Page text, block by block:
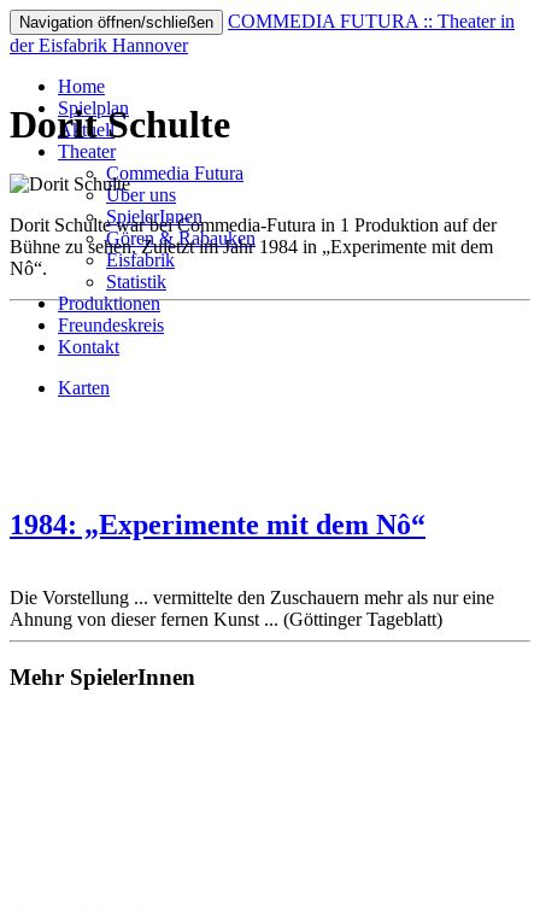
Navigation öffnen/schließen
COMMEDIA FUTURA :: Theater in
der Eisfabrik Hannover
Home
Spielplan
Aktuell
Theater
Commedia Futura
Über uns
SpielerInnen
Gören & Rabauken
Eisfabrik
Statistik
Produktionen
Freundeskreis
Kontakt
Karten
Dorit Schulte
Dorit Schulte war bei Commedia-Futura in 1 Produktion auf der
Bühne zu sehen. Zuletzt im Jahr 1984 in „Experimente mit dem
Nô“.
1984: „Experimente mit dem Nô“
Die Vorstellung ... vermittelte den Zuschauern mehr als nur eine
Ahnung von dieser fernen Kunst ... (Göttinger Tageblatt)
Mehr SpielerInnen